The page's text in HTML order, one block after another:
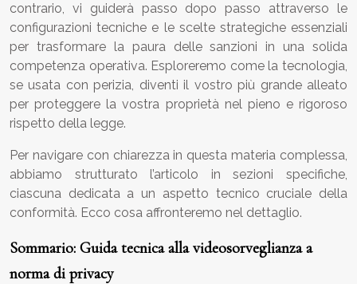
contrario, vi guiderà passo dopo passo attraverso le
configurazioni tecniche e le scelte strategiche essenziali
per trasformare la paura delle sanzioni in una solida
competenza operativa. Esploreremo come la tecnologia,
se usata con perizia, diventi il vostro più grande alleato
per proteggere la vostra proprietà nel pieno e rigoroso
rispetto della legge.
Per navigare con chiarezza in questa materia complessa,
abbiamo strutturato l’articolo in sezioni specifiche,
ciascuna dedicata a un aspetto tecnico cruciale della
conformità. Ecco cosa affronteremo nel dettaglio.
Sommario: Guida tecnica alla videosorveglianza a
norma di privacy